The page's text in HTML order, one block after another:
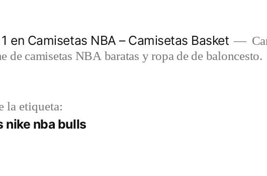
en Camisetas NBA – Camisetas Basket
de camisetas NBA baratas y ropa de de baloncesto.
la etiqueta:
nike nba bulls